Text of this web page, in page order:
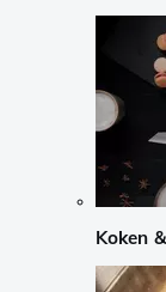
Koken